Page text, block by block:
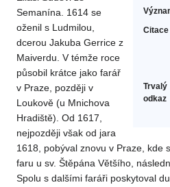
Citace
Trvalý
odkaz
Semanína. 1614 se
oženil s Ludmilou,
dcerou Jakuba Gerrice z
Maiverdu. V témže roce
působil krátce jako farář
v Praze, později v
Loukově (u Mnichova
Hradiště). Od 1617,
nejpozději však od jara
1618, pobýval znovu v Praze, kde
faru u sv. Štěpána Většího,
Spolu s dalšími faráři poskytoval